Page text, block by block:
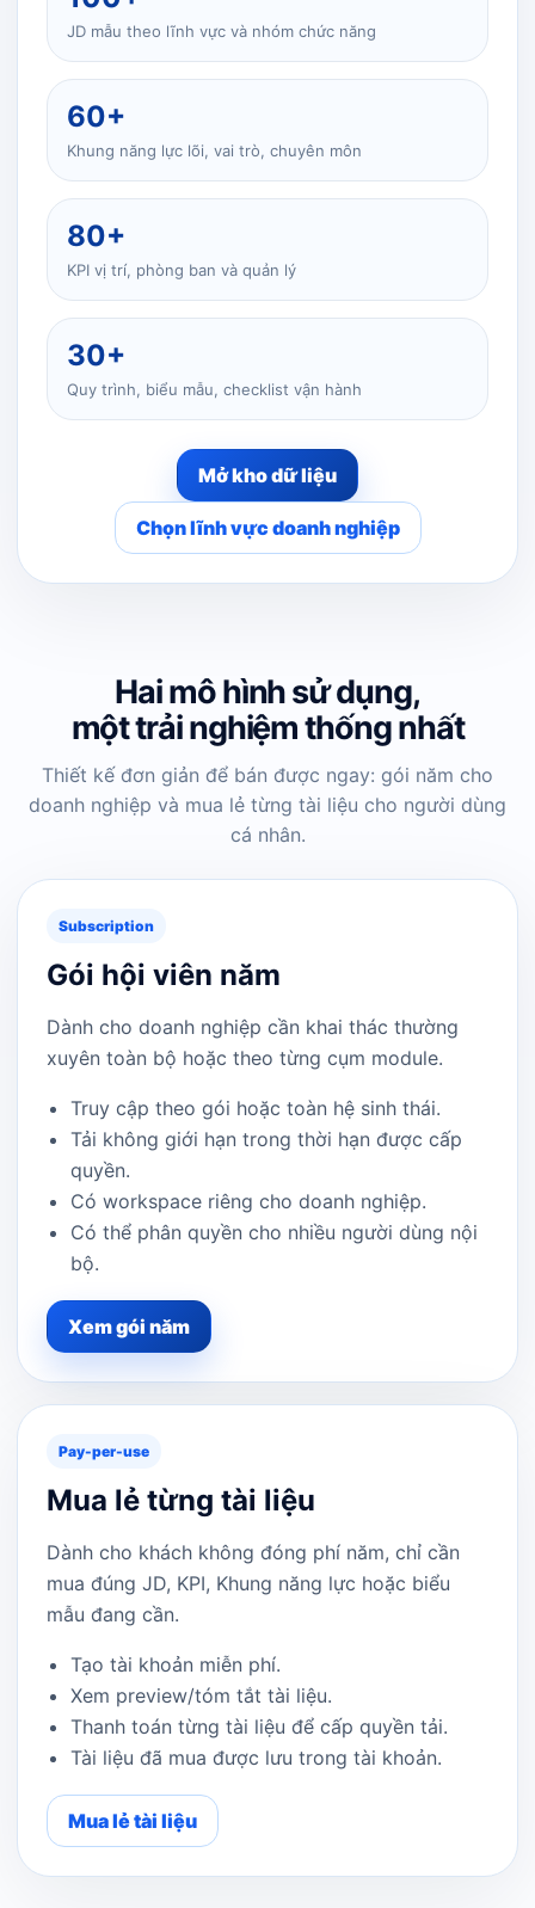
JD mẫu theo lĩnh vực và nhóm chức năng
60+
Khung năng lực lõi, vai trò, chuyên môn
80+
KPI vị trí, phòng ban và quản lý
30+
Quy trình, biểu mẫu, checklist vận hành
Mở kho dữ liệu
Chọn lĩnh vực doanh nghiệp
Hai mô hình sử dụng,
một trải nghiệm thống nhất
Thiết kế đơn giản để bán được ngay: gói năm cho
doanh nghiệp và mua lẻ từng tài liệu cho người dùng
cá nhân.
Subscription
Gói hội viên năm
Dành cho doanh nghiệp cần khai thác thường
xuyên toàn bộ hoặc theo từng cụm module.
Truy cập theo gói hoặc toàn hệ sinh thái.
Tải không giới hạn trong thời hạn được cấp
quyền.
Có workspace riêng cho doanh nghiệp.
Có thể phân quyền cho nhiều người dùng nội
bộ.
Xem gói năm
Pay-per-use
Mua lẻ từng tài liệu
Dành cho khách không đóng phí năm, chỉ cần
mua đúng JD, KPI, Khung năng lực hoặc biểu
mẫu đang cần.
Tạo tài khoản miễn phí.
Xem preview/tóm tắt tài liệu.
Thanh toán từng tài liệu để cấp quyền tải.
Tài liệu đã mua được lưu trong tài khoản.
Mua lẻ tài liệu